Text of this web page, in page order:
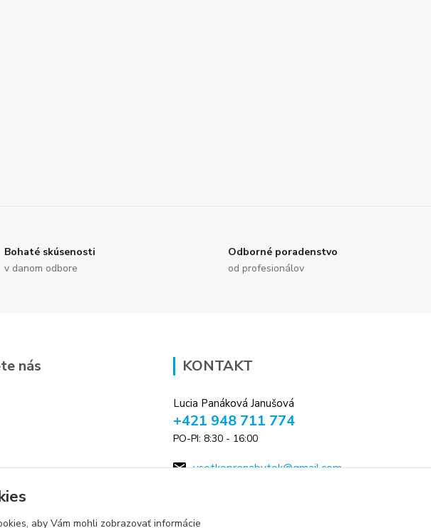
Bohaté skúsenosti
v danom odbore
Odborné poradenstvo
od profesionálov
nás KONTAKT
Lucia Panáková Janušová
+421 948 711 774
PO-PI: 8:30 - 16:00
vsetkoprenabytok@gmail.com
aby Vám mohli zobrazovať informácie